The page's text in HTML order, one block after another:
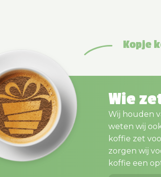
Kopje
Wie
Wij houden
weten wij
koffie zet
zorgen wij
koffie een